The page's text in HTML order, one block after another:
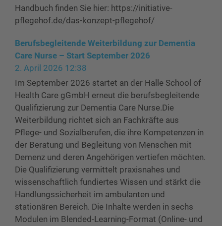
Handbuch finden Sie hier: https://initiative-
pflegehof.de/das-konzept-pflegehof/
Berufsbegleitende Weiterbildung zur Dementia
Care Nurse – Start September 2026
2. April 2026 12:38
Im September 2026 startet an der Halle School of
Health Care gGmbH erneut die berufsbegleitende
Qualifizierung zur Dementia Care Nurse.Die
Weiterbildung richtet sich an Fachkräfte aus
Pflege- und Sozialberufen, die ihre Kompetenzen in
der Beratung und Begleitung von Menschen mit
Demenz und deren Angehörigen vertiefen möchten.
Die Qualifizierung vermittelt praxisnahes und
wissenschaftlich fundiertes Wissen und stärkt die
Handlungssicherheit im ambulanten und
stationären Bereich. Die Inhalte werden in sechs
Modulen im Blended-Learning-Format (Online- und